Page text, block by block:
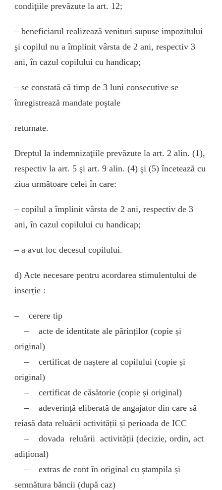
condiţiile prevăzute la art. 12;
– beneficiarul realizează venituri supuse impozitului
şi copilul nu a împlinit vârsta de 2 ani, respectiv 3
ani, în cazul copilului cu handicap;
– se constată că timp de 3 luni consecutive se
înregistrează mandate poştale
returnate.
Dreptul la indemnizaţiile prevăzute la art. 2 alin. (1),
respectiv la art. 5 şi art. 9 alin. (4) şi (5) încetează cu
ziua următoare celei în care:
– copilul a împlinit vârsta de 2 ani, respectiv de 3
ani, în cazul copilului cu handicap;
– a avut loc decesul copilului.
d) Acte necesare pentru acordarea stimulentului de
inserție :
– cerere tip
– acte de identitate ale părinților (copie și
original)
– certificat de naștere al copilului (copie și
original)
– certificat de căsătorie (copie și original)
– adeverință eliberată de angajator din care să
reiasă data reluării activității și perioada de ICC
– dovada reluării activității (decizie, ordin, act
adițional)
– extras de cont în original cu ștampila și
semnătura băncii (după caz)